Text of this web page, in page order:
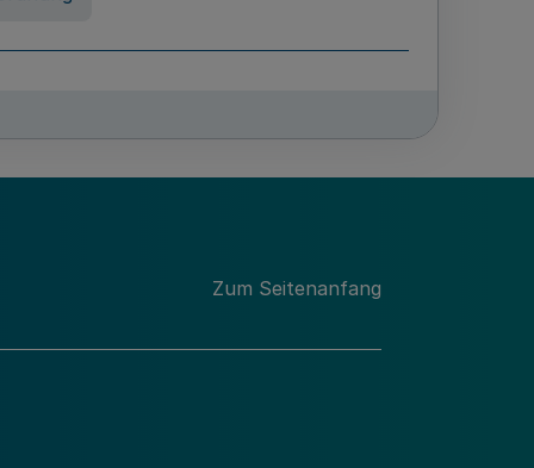
des Landes Nordrhein-
Zum Seitenanfang